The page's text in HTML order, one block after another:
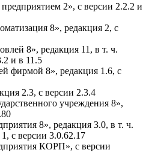
2», с версии 2.2.2 и
8», редакция 2, с
8», редакция 11, в т. ч.
и в 11.5
фирмой 8», редакция 1.6, с
2.3, с версии 2.3.4
учреждения 8»,
8», редакция 3.0, в т. ч.
1, с версии 3.0.62.17
КОРП», с версии